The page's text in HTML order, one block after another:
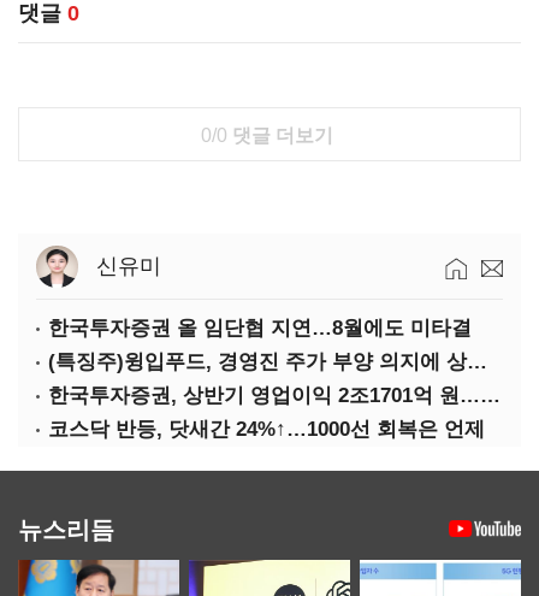
댓글 0
0/0 댓글 더보기
신유미
한국투자증권 올 임단협 지연…8월에도 미타결
(특징주)윙입푸드, 경영진 주가 부양 의지에 상한가
한국투자증권, 상반기 영업이익 2조1701억 원… 전년비 89.1%↑
코스닥 반등, 닷새간 24%↑…1000선 회복은 언제
뉴스리듬